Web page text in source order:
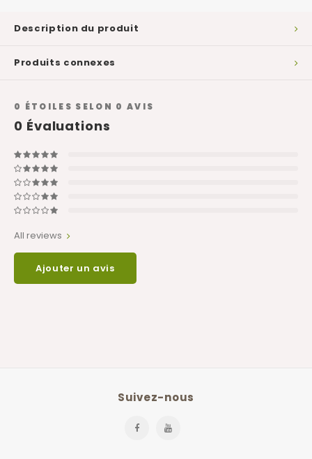
Description du produit
Produits connexes
0 ÉTOILES SELON 0 AVIS
0 Évaluations
All reviews
Ajouter un avis
Suivez-nous